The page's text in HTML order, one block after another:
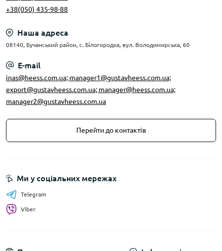
+38(050) 435-98-88
Наша адреса
08140, Бучанський район, с. Білогородка, вул. Володимирська, 60
E-mail
inas@heess.com.ua; manager1@gustavheess.com.ua;
export@gustavheess.com.ua; manager@heess.com.ua;
manager2@gustavheess.com.ua
Перейти до контактів
Ми у соціальних мережах
Telegram
Viber